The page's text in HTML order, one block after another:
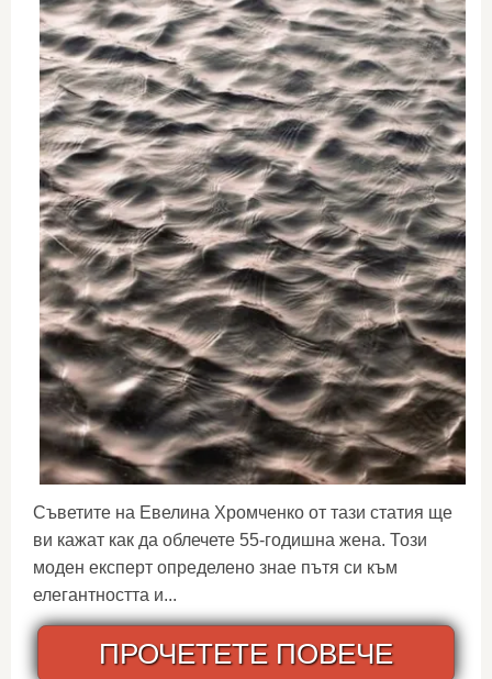
Съветите на Евелина Хромченко от тази статия ще
ви кажат как да облечете 55-годишна жена. Този
моден експерт определено знае пътя си към
елегантността и...
ПРОЧЕТЕТЕ ПОВЕЧЕ